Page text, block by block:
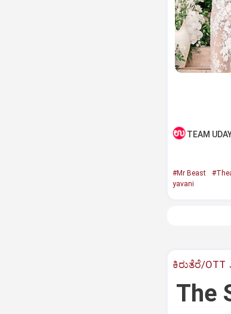
TEAM
#Mr Beast
yavani
ಕಿರುತೆರೆ/OTT
The